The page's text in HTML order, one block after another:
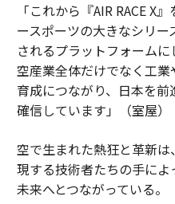
「これから『AIR RACE X
ースポーツの大きなシリ
されるプラットフォーム
空産業全体だけでなく工
育成につながり、日本を
確信しています」（室屋）
空で生まれた熱狂と革新
現する技術者たちの手に
未来へとつながっている。